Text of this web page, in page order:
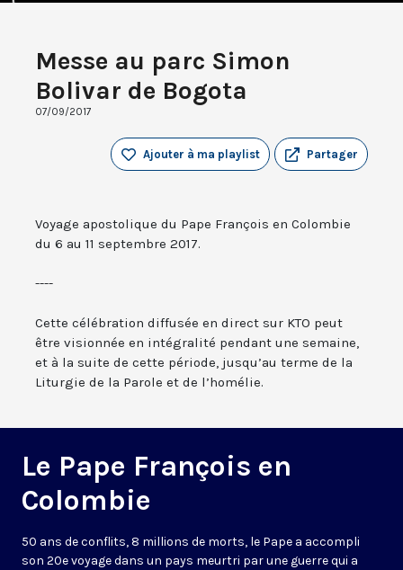
Messe au parc Simon
Bolivar de Bogota
07/09/2017
Partager
Ajouter à ma playlist
Voyage apostolique du Pape François en Colombie
du 6 au 11 septembre 2017.
----
Cette célébration diffusée en direct sur KTO peut
être visionnée en intégralité pendant une semaine,
et à la suite de cette période, jusqu’au terme de la
Liturgie de la Parole et de l’homélie.
Le Pape François en
Colombie
50 ans de conflits, 8 millions de morts, le Pape a accompli
son 20e voyage dans un pays meurtri par une guerre qui a